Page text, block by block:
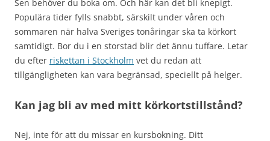
Sen behöver du boka om. Och här kan det bli knepigt.
Populära tider fylls snabbt, särskilt under våren och
sommaren när halva Sveriges tonåringar ska ta körkort
samtidigt. Bor du i en storstad blir det ännu tuffare. Letar
du efter riskettan i Stockholm vet du redan att
tillgängligheten kan vara begränsad, speciellt på helger.
Kan jag bli av med mitt körkortstillstånd?
Nej, inte för att du missar en kursbokning. Ditt